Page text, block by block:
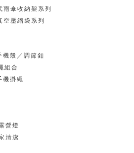
雨傘收納架系列
空壓縮袋系列
殼／調節釦
組合
掛繩
營燈
清潔